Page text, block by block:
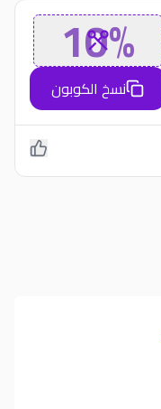
10%
نسخ الكوبون